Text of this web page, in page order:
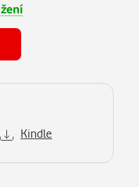
Kindle